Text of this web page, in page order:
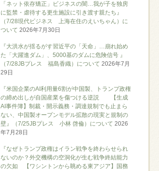
「ネット依存矯正」ビジネスの闇…我が子を独房
に監禁・虐待する更生施設に引き渡す親たち』
（7/28現代ビジネス 上海在住のえいちゃん）に
ついて 2026年7月30日
『大洪水が揺るがす習近平の「天命」…崩れ始め
た「大躍進ダム」、5000基のダムに危険信号 』
（7/28JBプレス 福島香織）について 2026年7月
29日
『米国企業のAI利用量6割が中国製、トランプ政権
の締め出しが自国産業を傷つける逆説 【生成
AI事件簿】制裁・開示義務・調達規制でも止まら
ない、中国製オープンモデル拡散の現実と規制の
壁』（7/25JBプレス 小林 啓倫）について 2026
年7月28日
『なぜトランプ政権はイラン戦争を終わらせられ
ないのか？外交機構の空洞化が生む戦争終結能力
の欠如 【ワシントンから眺める東アジア】国務